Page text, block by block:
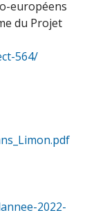
européens
du Projet
564/
2022-